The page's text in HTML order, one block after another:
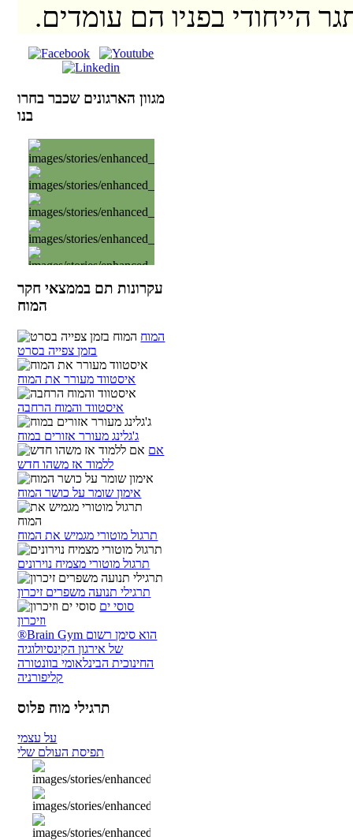
הייחודי בפניו הם עומדים.
מגוון הארגונים שכבר בחרו
בנו
עקרונות תם בממצאי חקר
המוח
המוח
בזמן צפייה בסרט
איסטווד מעורר את המוח
איסטווד והמוח הרחבה
ג'גלינג מעורר אזורים במוח
אם
ללמוד אז משהו חדש
אימון שומר על כושר המוח
תרגול מוטורי מגמיש את המוח
תרגול מוטורי מצמיח נוירונים
תרגילי תנועה משפרים זיכרון
סוסי ים
וזיכרון
®Brain Gym הוא סימן רשום
של אירגון הקינסיולוגיה
החינוכית הבינלאומי בוונטורה
קליפורניה
תרגילי מוח פלוס
על עצמי
תפיסת העולם שלי